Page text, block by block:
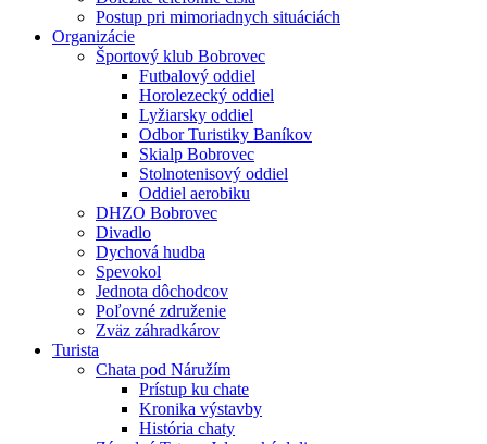
Postup pri mimoriadnych situáciách
Organizácie
Športový klub Bobrovec
Futbalový oddiel
Horolezecký oddiel
Lyžiarsky oddiel
Odbor Turistiky Baníkov
Skialp Bobrovec
Stolnotenisový oddiel
Oddiel aerobiku
DHZO Bobrovec
Divadlo
Dychová hudba
Spevokol
Jednota dôchodcov
Poľovné združenie
Zväz záhradkárov
Turista
Chata pod Náružím
Prístup ku chate
Kronika výstavby
História chaty